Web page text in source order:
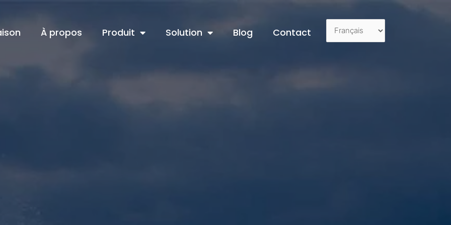
À propos Produit Solution Blog Contact